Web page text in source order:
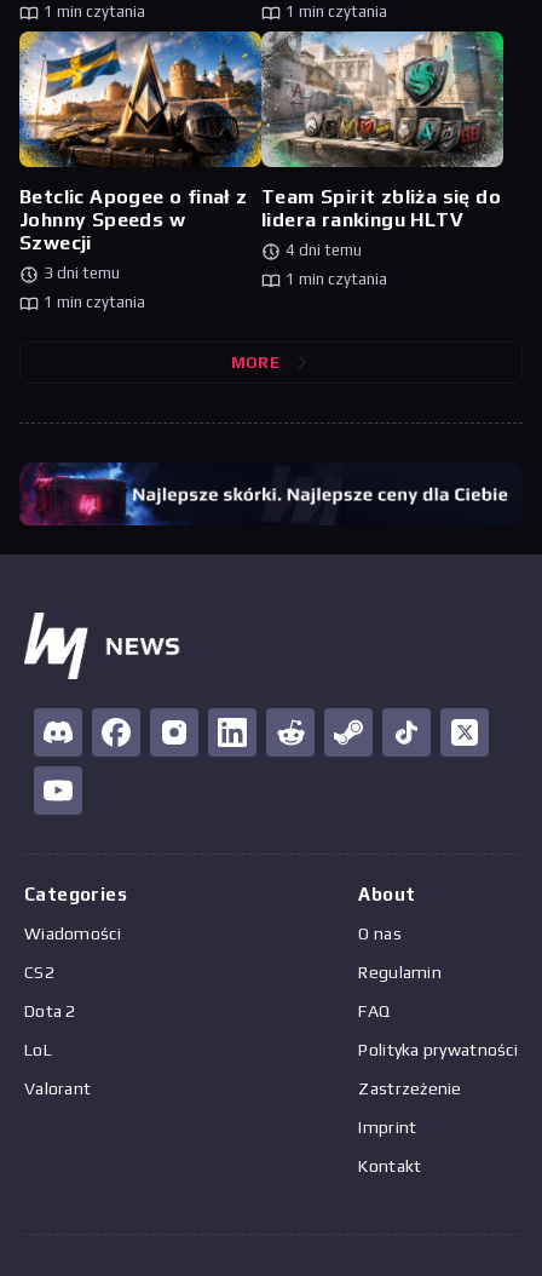
1 min czytania
1 min czytania
Betclic Apogee o finał z
Johnny Speeds w
Szwecji
3 dni temu
1 min czytania
Team Spirit zbliża się do
lidera rankingu HLTV
4 dni temu
1 min czytania
MORE
Categories
Wiadomości
CS2
Dota 2
LoL
Valorant
About
O nas
Regulamin
FAQ
Polityka prywatności
Zastrzeżenie
Imprint
Kontakt